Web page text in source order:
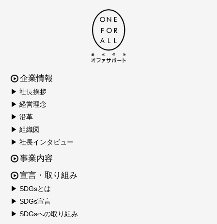
企業情報
▶ 社長挨拶
▶ 経営理念
▶ 沿革
▶ 組織図
▶ 社長インタビュー
事業内容
宣言・取り組み
▶ SDGsとは
▶ SDGs宣言
▶ SDGsへの取り組み